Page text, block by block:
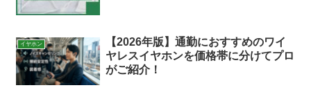
イヤホン
【2026年版】通勤におすすめのワイ
ヤレスイヤホンを価格帯に分けてプロ
がご紹介！